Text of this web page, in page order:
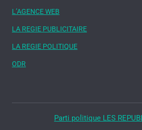
L’AGENCE WEB
LA REGIE PUBLICITAIRE
LA REGIE POLITIQUE
ODR
Parti politique LES